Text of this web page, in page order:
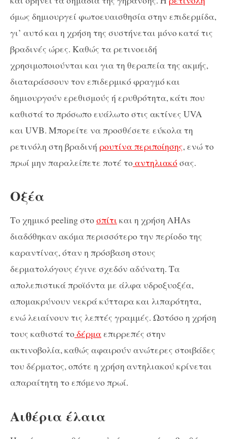
όμως δημιουργεί φωτοευαισθησία στην επιδερμίδα,
γι’ αυτό και η χρήση της συστήνεται μόνο κατά τις
βραδινές ώρες. Καθώς τα ρετινοειδή
χρησιμοποιούνται και για τη θεραπεία της ακμής,
διαταράσσουν τον επιδερμικό φραγμό και
δημιουργούν ερεθισμούς ή ερυθρότητα, κάτι που
καθιστά το πρόσωπο ευάλωτο στις ακτίνες UVA
και UVB. Μπορείτε να προσθέσετε εύκολα τη
ρετινόλη στη βραδινή ρουτίνα περιποίησης, ενώ το
πρωί μην παραλείπετε ποτέ τοαντηλιακόσας.
Οξέα
Το χημικό peeling στοσπίτι και η χρήση AHAs
διαδόθηκαν ακόμα περισσότερο την περίοδο της
καραντίνας, όταν η πρόσβαση στους
δερματολόγους έγινε σχεδόν αδύνατη. Τα
απολεπιστικά προϊόντα με άλφα υδροξυοξέα,
απομακρύνουν νεκρά κύτταρα και λιπαρότητα,
ενώ λειαίνουν τις λεπτές γραμμές. Ωστόσο η χρήση
τους καθιστά τοδέρμαεπιρρεπές στην
ακτινοβολία, καθώς αφαιρούν ανώτερες στοιβάδες
του δέρματος, οπότε η χρήση αντηλιακού κρίνεται
απαραίτητη το επόμενο πρωί.
Αιθέρια έλαια